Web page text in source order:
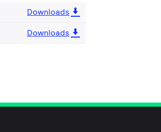
Downloads
Downloads